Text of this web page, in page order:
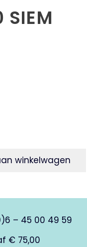
winkelwagen
– 45 00 49 59
€ 75,00